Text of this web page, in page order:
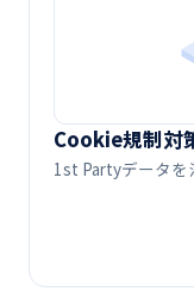
Cookie規制対
1st Partyデータを